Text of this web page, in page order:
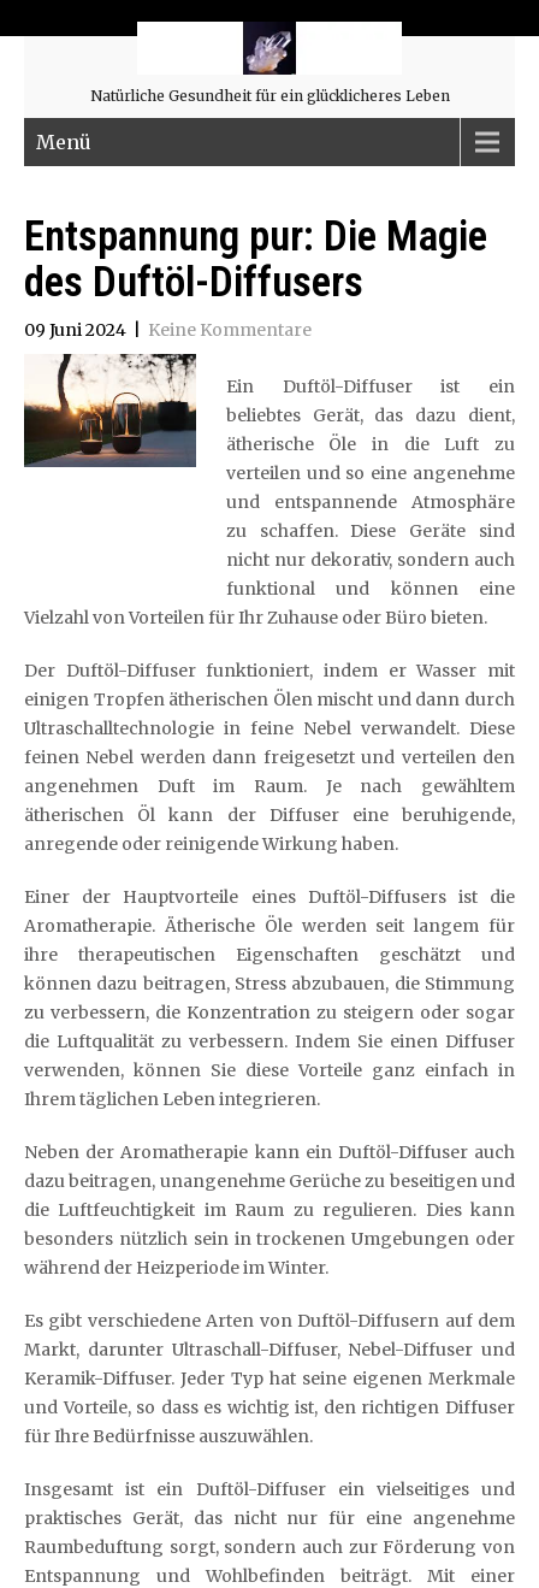
Natürliche Gesundheit für ein glücklicheres Leben
Menü
Entspannung pur: Die Magie
des Duftöl-Diffusers
09 Juni 2024 Keine Kommentare
Ein Duftöl-Diffuser ist ein
beliebtes Gerät, das dazu dient,
ätherische Öle in die Luft zu
verteilen und so eine angenehme
und entspannende Atmosphäre
zu schaffen. Diese Geräte sind
nicht nur dekorativ, sondern auch
funktional und können eine
Vielzahl von Vorteilen für Ihr Zuhause oder Büro bieten.
Der Duftöl-Diffuser funktioniert, indem er Wasser mit
einigen Tropfen ätherischen Ölen mischt und dann durch
Ultraschalltechnologie in feine Nebel verwandelt. Diese
feinen Nebel werden dann freigesetzt und verteilen den
angenehmen Duft im Raum. Je nach gewähltem
ätherischen Öl kann der Diffuser eine beruhigende,
anregende oder reinigende Wirkung haben.
Einer der Hauptvorteile eines Duftöl-Diffusers ist die
Aromatherapie. Ätherische Öle werden seit langem für
ihre therapeutischen Eigenschaften geschätzt und
können dazu beitragen, Stress abzubauen, die Stimmung
zu verbessern, die Konzentration zu steigern oder sogar
die Luftqualität zu verbessern. Indem Sie einen Diffuser
verwenden, können Sie diese Vorteile ganz einfach in
Ihrem täglichen Leben integrieren.
Neben der Aromatherapie kann ein Duftöl-Diffuser auch
dazu beitragen, unangenehme Gerüche zu beseitigen und
die Luftfeuchtigkeit im Raum zu regulieren. Dies kann
besonders nützlich sein in trockenen Umgebungen oder
während der Heizperiode im Winter.
Es gibt verschiedene Arten von Duftöl-Diffusern auf dem
Markt, darunter Ultraschall-Diffuser, Nebel-Diffuser und
Keramik-Diffuser. Jeder Typ hat seine eigenen Merkmale
und Vorteile, so dass es wichtig ist, den richtigen Diffuser
für Ihre Bedürfnisse auszuwählen.
Insgesamt ist ein Duftöl-Diffuser ein vielseitiges und
praktisches Gerät, das nicht nur für eine angenehme
Raumbeduftung sorgt, sondern auch zur Förderung von
Entspannung und Wohlbefinden beiträgt. Mit einer